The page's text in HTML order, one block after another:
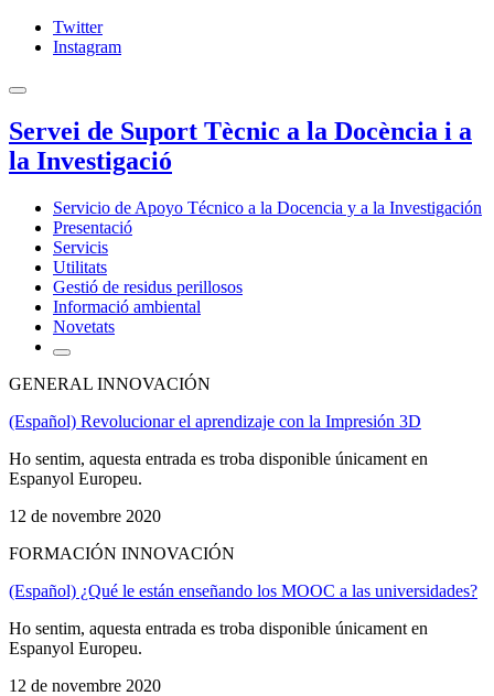
Twitter
Instagram
Servei de Suport Tècnic a la Docència i a
la Investigació
Servicio de Apoyo Técnico a la Docencia y a la Investigación
Presentació
Servicis
Utilitats
Gestió de residus perillosos
Informació ambiental
Novetats
GENERAL INNOVACIÓN
(Español) Revolucionar el aprendizaje con la Impresión 3D
Ho sentim, aquesta entrada es troba disponible únicament en
Espanyol Europeu.
12 de novembre 2020
FORMACIÓN INNOVACIÓN
(Español) ¿Qué le están enseñando los MOOC a las universidades?
Ho sentim, aquesta entrada es troba disponible únicament en
Espanyol Europeu.
12 de novembre 2020